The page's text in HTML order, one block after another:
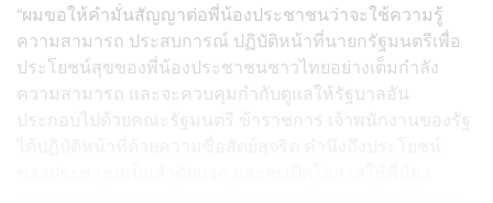
“ผมขอให้คำมั่นสัญญาต่อพี่น้องประชาชนว่าจะใช้ความรู้
ความสามารถ ประสบการณ์ ปฏิบัติหน้าที่นายกรัฐมนตรีเพื่อ
ประโยชน์สุขของพี่น้องประชาชนชาวไทยอย่างเต็มกำลัง
ความสามารถ และจะควบคุมกำกับดูแลให้รัฐบาลอัน
ประกอบไปด้วยคณะรัฐมนตรี ข้าราชการ เจ้าพนักงานของรัฐ